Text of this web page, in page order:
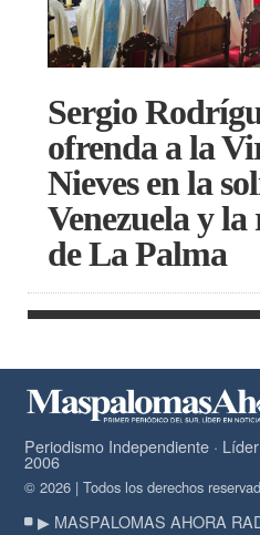
Sergio
ofrenda a la
Nieves en la
Venezuela y
de La Palma
Periodismo Independiente ·
2006
© 2026 | Todos los derechos
▶ MASPALOMAS AHORA